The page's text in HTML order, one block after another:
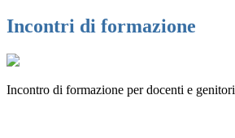
Incontri di formazione
Incontro di formazione per docenti e genitori